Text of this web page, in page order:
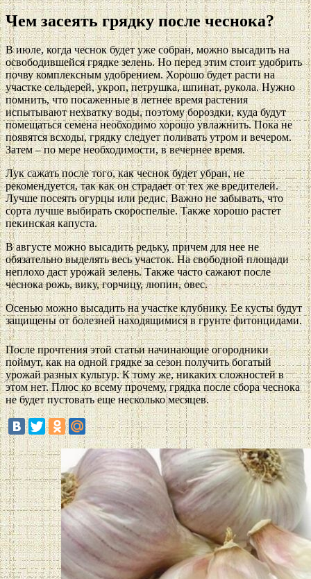
Чем засеять грядку после чеснока?
В июле, когда чеснок будет уже собран, можно высадить на
освободившейся грядке зелень. Но перед этим стоит удобрить
почву комплексным удобрением. Хорошо будет расти на
участке сельдерей, укроп, петрушка, шпинат, рукола. Нужно
помнить, что посаженные в летнее время растения
испытывают нехватку воды, поэтому бороздки, куда будут
помещаться семена необходимо хорошо увлажнить. Пока не
появятся всходы, грядку следует поливать утром и вечером.
Затем – по мере необходимости, в вечернее время.
Лук сажать после того, как чеснок будет убран, не
рекомендуется, так как он страдает от тех же вредителей.
Лучше посеять огурцы или редис. Важно не забывать, что
сорта лучше выбирать скороспелые. Также хорошо растет
пекинская капуста.
В августе можно высадить редьку, причем для нее не
обязательно выделять весь участок. На свободной площади
неплохо даст урожай зелень. Также часто сажают после
чеснока рожь, вику, горчицу, люпин, овес.
Осенью можно высадить на участке клубнику. Ее кусты будут
защищены от болезней находящимися в грунте фитонцидами.
После прочтения этой статьи начинающие огородники
поймут, как на одной грядке за сезон получить богатый
урожай разных культур. К тому же, никаких сложностей в
этом нет. Плюс ко всему прочему, грядка после сбора чеснока
не будет пустовать еще несколько месяцев.